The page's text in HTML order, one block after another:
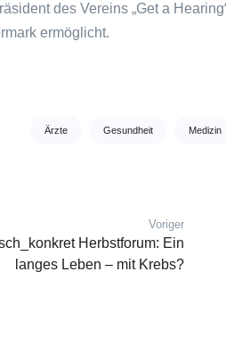
des Vereins „Get a
ermöglicht.
Ärzte Gesundheit Medizin
Voriger
Herbstforum: Ein
langes Leben – mit Krebs?